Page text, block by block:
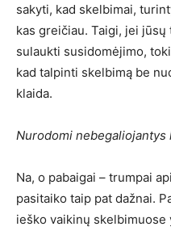
sakyti, kad skelbimai,
kas greičiau. Taigi, jei
sulaukti susidomėjimo,
kad talpinti skelbimą be
klaida.
Nurodomi nebegaliojantys
Na, o pabaigai – trumpai
pasitaiko taip pat dažnai.
ieško vaikinų